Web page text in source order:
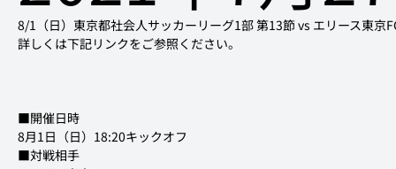
8/1（日）東京都社会人サッカーリーグ1部 第13節 vs エリース東京
詳しくは下記リンクをご参照ください。
■開催日時
8月1日（日）18:20キックオフ
■対戦相手